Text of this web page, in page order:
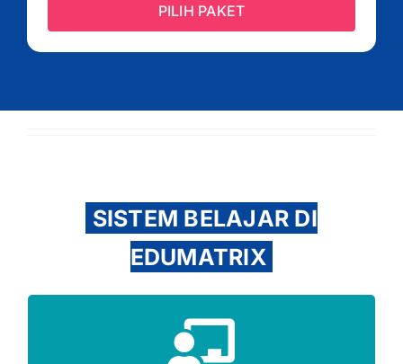
PILIH PAKET
SISTEM BELAJAR DI
EDUMATRIX